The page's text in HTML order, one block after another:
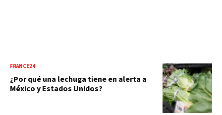
FRANCE24
¿Por qué una lechuga tiene en alerta a
México y Estados Unidos?